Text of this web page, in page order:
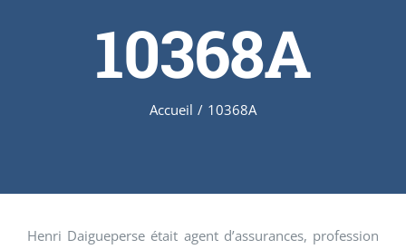
10368A
Accueil / 10368A
Henri Daigueperse était agent d’assurances, profession